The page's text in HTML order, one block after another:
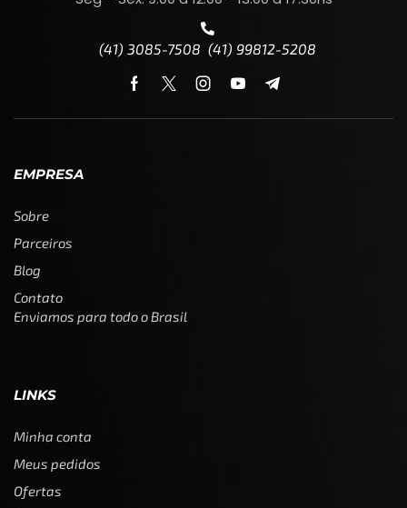
(41) 3085-7508 (41) 99812-5208
EMPRESA
Sobre
Parceiros
Blog
Contato
Enviamos para todo o Brasil
LINKS
Minha conta
Meus pedidos
Ofertas